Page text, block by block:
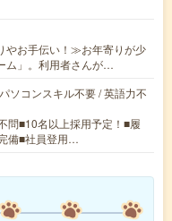
やお手伝い！≫お年寄りが少
ム」。利用者さんが…
ソコンスキル不要 / 英語力不
問■10名以上採用予定！■履
備■社員登用…